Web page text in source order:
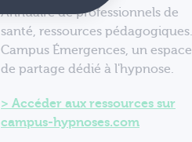
Annuaire de professionnels de
santé, ressources pédagogiques.
Campus Émergences, un espace
de partage dédié à l'hypnose.
Accéder aux ressources sur
campus-hypnoses.com